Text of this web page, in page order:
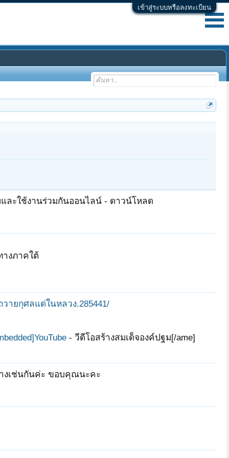
เข้าสู่ระบบหรือลงทะเบียน
และใช้งานร่วมกันออนไลน์ - ดาวน์โหลด
งภาคใต้
วายกุศลแด่ในหลวง.285441/
- วีดีโอสร้างสมเด็จองค์ปฐม[/ame]
งเช่นกันค่ะ ขอบคุณนะคะ